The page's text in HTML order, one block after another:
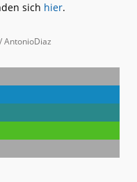
sich hier.
AntonioDiaz